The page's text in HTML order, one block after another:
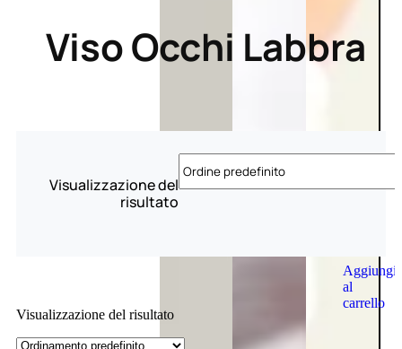
Aggiungi
al
carrello
Viso Occhi Labbra
Visualizzazione del
risultato
Visualizzazione del risultato